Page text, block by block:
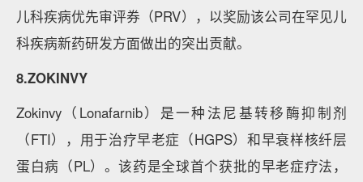
儿科疾病优先审评券（PRV），以奖励该公司在罕见儿
科疾病新药研发方面做出的突出贡献。
8.ZOKINVY
Zokinvy（Lonafarnib）是一种法尼基转移酶抑制剂
（FTI），用于治疗早老症（HGPS）和早衰样核纤层
蛋白病（PL）。该药是全球首个获批的早老症疗法，